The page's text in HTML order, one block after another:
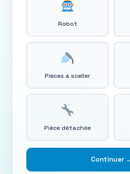
Robot
Pièces à sceller
Pièce détachée
Continuer